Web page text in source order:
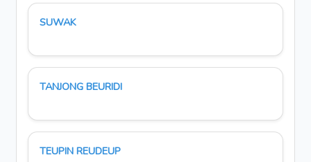
SUWAK
TANJONG BEURIDI
TEUPIN REUDEUP